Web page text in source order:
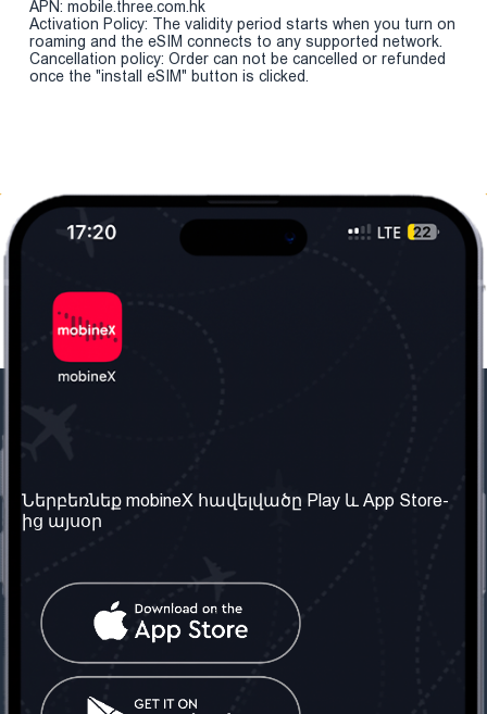
APN: mobile.three.com.hk
Activation Policy: The validity period starts when you turn on
roaming and the eSIM connects to any supported network.
Cancellation policy: Order can not be cancelled or refunded
once the "install eSIM" button is clicked.
Մեր մասին
Մեր ծառայությունները
Պայմաններ և դրույթներ
Հաճախ տրվող հարցեր
Կապ մեզ հետ
Միացյալ
Տարածել
սոցիալական
ցանցում
Ներբեռնեք mobineX հավելվածը Play և App Store-
ից այսօր